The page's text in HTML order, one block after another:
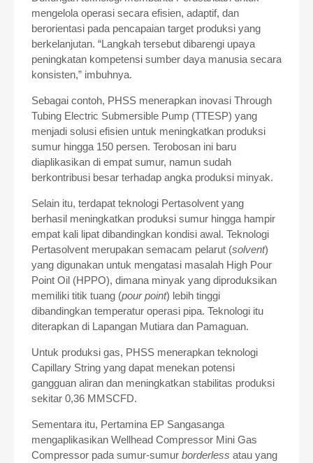
mengelola operasi secara efisien, adaptif, dan
berorientasi pada pencapaian target produksi yang
berkelanjutan. “Langkah tersebut dibarengi upaya
peningkatan kompetensi sumber daya manusia secara
konsisten,” imbuhnya.
Sebagai contoh, PHSS menerapkan inovasi Through
Tubing Electric Submersible Pump (TTESP) yang
menjadi solusi efisien untuk meningkatkan produksi
sumur hingga 150 persen. Terobosan ini baru
diaplikasikan di empat sumur, namun sudah
berkontribusi besar terhadap angka produksi minyak.
Selain itu, terdapat teknologi Pertasolvent yang
berhasil meningkatkan produksi sumur hingga hampir
empat kali lipat dibandingkan kondisi awal. Teknologi
Pertasolvent merupakan semacam pelarut (solvent)
yang digunakan untuk mengatasi masalah High Pour
Point Oil (HPPO), dimana minyak yang diproduksikan
memiliki titik tuang (pour point) lebih tinggi
dibandingkan temperatur operasi pipa. Teknologi itu
diterapkan di Lapangan Mutiara dan Pamaguan.
Untuk produksi gas, PHSS menerapkan teknologi
Capillary String yang dapat menekan potensi
gangguan aliran dan meningkatkan stabilitas produksi
sekitar 0,36 MMSCFD.
Sementara itu, Pertamina EP Sangasanga
mengaplikasikan Wellhead Compressor Mini Gas
Compressor pada sumur-sumur borderless atau yang